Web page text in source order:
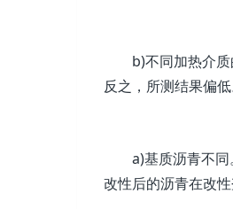
b)不同加热介
反之，所测结果偏
a)基质沥青不
改性后的沥青在改